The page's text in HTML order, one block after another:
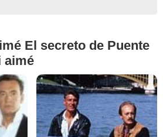
El secreto de Puente
aimé